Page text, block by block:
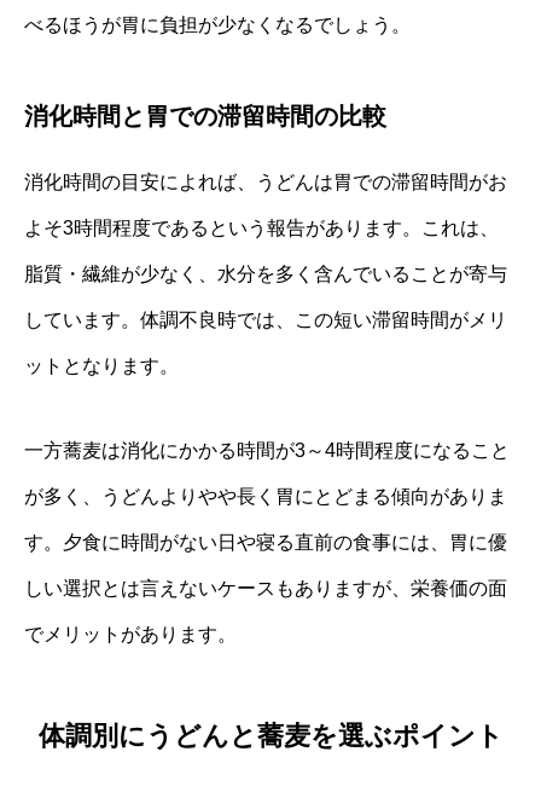
べるほうが胃に負担が少なくなるでしょう。
消化時間と胃での滞留時間の比較
消化時間の目安によれば、うどんは胃での滞留時間がお
よそ3時間程度であるという報告があります。これは、
脂質・繊維が少なく、水分を多く含んでいることが寄与
しています。体調不良時では、この短い滞留時間がメリ
ットとなります。
一方蕎麦は消化にかかる時間が3～4時間程度になること
が多く、うどんよりやや長く胃にとどまる傾向がありま
す。夕食に時間がない日や寝る直前の食事には、胃に優
しい選択とは言えないケースもありますが、栄養価の面
でメリットがあります。
体調別にうどんと蕎麦を選ぶポイント